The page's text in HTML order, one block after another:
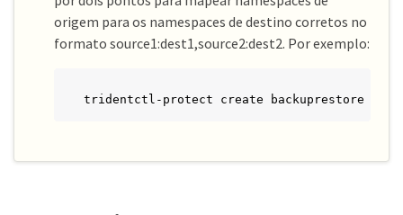
origem para os namespaces de destino corretos no
formato source1:dest1,source2:dest2. Por exemplo:
tridentctl-protect create backuprestore